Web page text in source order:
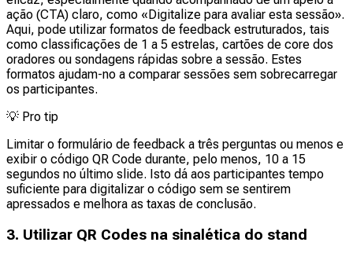
ação (CTA) claro, como «Digitalize para avaliar esta sessão».
Aqui, pode utilizar formatos de feedback estruturados, tais
como classificações de 1 a 5 estrelas, cartões de core dos
oradores ou sondagens rápidas sobre a sessão. Estes
formatos ajudam-no a comparar sessões sem sobrecarregar
os participantes.
💡 Pro tip
Limitar o formulário de feedback a três perguntas ou menos e
exibir o código QR Code durante, pelo menos, 10 a 15
segundos no último slide. Isto dá aos participantes tempo
suficiente para digitalizar o código sem se sentirem
apressados e melhora as taxas de conclusão.
3. Utilizar QR Codes na sinalética do stand